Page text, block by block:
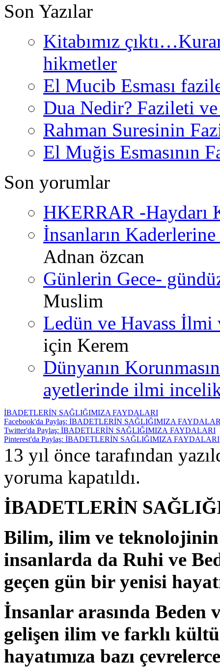
Son Yazılar
Kitabımız
hikmetler
El Mucib Esması
Dua Nedir? Fazileti
Rahman Suresinin
El Muğis Esmasının
Son yorumlar
HKERRAR -Haydarı
İnsanların
Adnan özcan
Günlerin Gece-
Muslim
Ledün ve Havass İlmi
için Kerem
Dünyanın
ayetlerinde ilmi
İBADETLERİN SAĞLIĞIMIZA FAYDALARI
Facebook'da Paylaş: İBADETLERİN SAĞLIĞIMIZA
Twitter'da Paylaş: İBADETLERİN SAĞLIĞIMIZA FAYDALARI
Pinterest'da Paylaş: İBADETLERİN SAĞLIĞIMIZA FAYDALARI
13 yıl önce tarafından
yoruma kapatıldı.
İBADETLERİN
Bilim, ilim ve teknolojinin
insanlarda da Ruhi ve
geçen gün bir yenisi
İnsanlar arasında Beden
gelişen ilim ve farklı
hayatımıza bazı